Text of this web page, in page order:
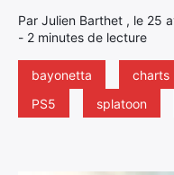
Par Julien Barthet , le 25
- 2 minutes de lecture
bayonetta charts
PS5
splatoon